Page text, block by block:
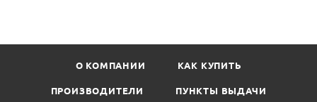
О КОМПАНИИ КАК КУПИТЬ
ПРОИЗВОДИТЕЛИ ПУНКТЫ ВЫДАЧИ